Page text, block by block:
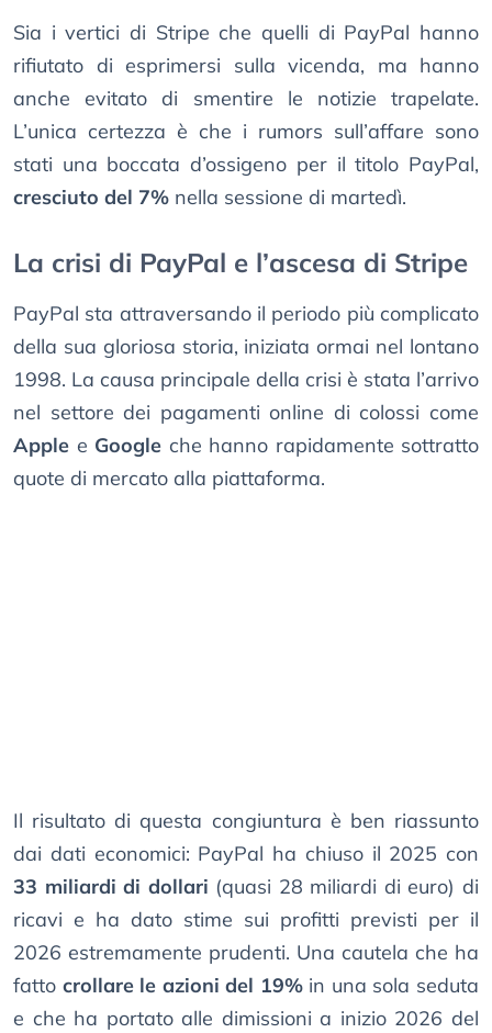
Sia i vertici di Stripe che quelli di PayPal hanno
rifiutato di esprimersi sulla vicenda, ma hanno
anche evitato di smentire le notizie trapelate.
L’unica certezza è che i rumors sull’affare sono
stati una boccata d’ossigeno per il titolo PayPal,
cresciuto del 7% nella sessione di martedì.
La crisi di PayPal e l’ascesa di Stripe
PayPal sta attraversando il periodo più complicato
della sua gloriosa storia, iniziata ormai nel lontano
1998. La causa principale della crisi è stata l’arrivo
nel settore dei pagamenti online di colossi come
Apple e Google che hanno rapidamente sottratto
quote di mercato alla piattaforma.
Il risultato di questa congiuntura è ben riassunto
dai dati economici: PayPal ha chiuso il 2025 con
33 miliardi di dollari (quasi 28 miliardi di euro) di
ricavi e ha dato stime sui profitti previsti per il
2026 estremamente prudenti. Una cautela che ha
fatto crollare le azioni del 19%in una sola seduta
e che ha portato alle dimissioni a inizio 2026 del